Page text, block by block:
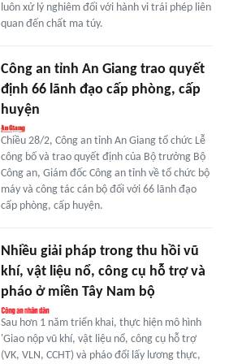
luôn xử lý nghiêm đối với hành vi trái phép liên
quan đến chất ma túy.
Công an tỉnh An Giang trao quyết
định 66 lãnh đạo cấp phòng, cấp
huyện
Chiều 28/2, Công an tỉnh An Giang tổ chức Lễ
công bố và trao quyết định của Bộ trưởng Bộ
Công an, Giám đốc Công an tỉnh về tổ chức bộ
máy và công tác cán bộ đối với 66 lãnh đạo
cấp phòng, cấp huyện.
Nhiều giải pháp trong thu hồi vũ
khí, vật liệu nổ, công cụ hỗ trợ và
pháo ở miền Tây Nam bộ
Sau hơn 1 năm triển khai, thực hiện mô hình
'Giao nộp vũ khí, vật liệu nổ, công cụ hỗ trợ
(VK, VLN, CCHT) và pháo đổi lấy lương thực,